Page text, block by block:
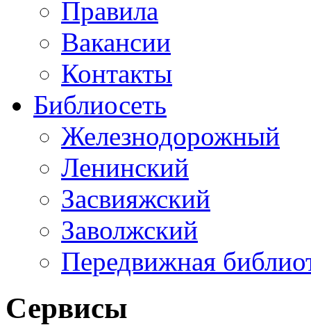
Правила
Вакансии
Контакты
Библиосеть
Железнодорожный
Ленинский
Засвияжский
Заволжский
Передвижная
Сервисы